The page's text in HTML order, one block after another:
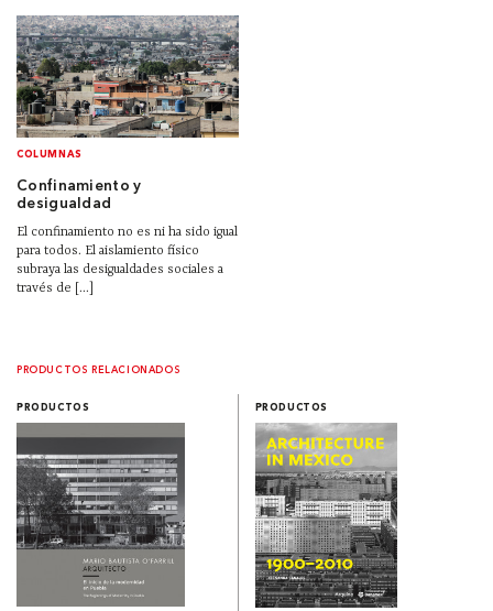
COLUMNAS
Confinamiento y
desigualdad
El confinamiento no es ni ha sido igual
para todos. El aislamiento físico
subraya las desigualdades sociales a
través de [...]
PRODUCTOS RELACIONADOS
PRODUCTOS PRODUCTOS